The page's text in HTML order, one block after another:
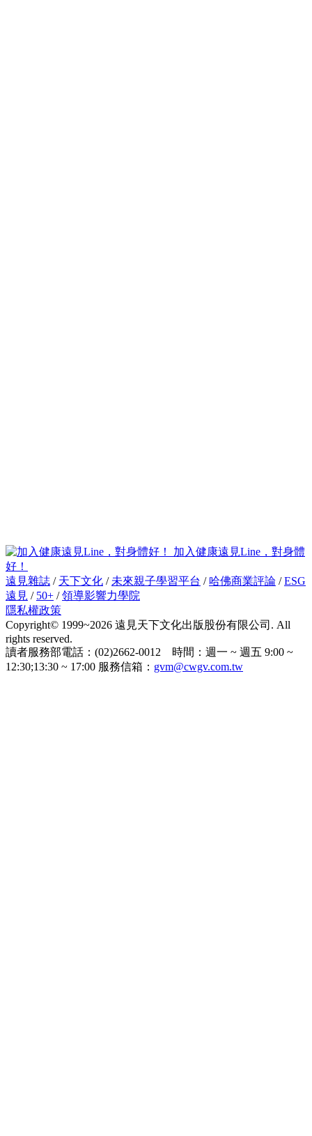
加入健康遠見Line，對身體
好！
遠見雜誌 / 天下文化 / 未來親子學習平台 / 哈佛商業評論 /ESG
遠見 / 50+ /領導影響力學院
隱私權政策
Copyright© 1999~2026 遠見天下文化出版股份有限公司. All
rights reserved.
讀者服務部電話：(02)2662-0012 時間：週一 ~ 週五 9:00 ~
12:30;13:30 ~ 17:00 服務信箱： gvm@cwgv.com.tw